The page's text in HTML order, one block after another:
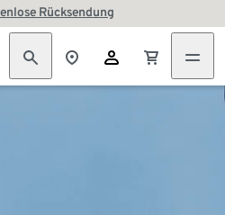
Rücksendung